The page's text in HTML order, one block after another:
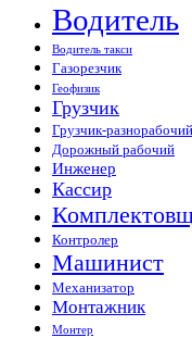
Водитель
Водитель такси
Газорезчик
Геофизик
Грузчик
Грузчик-разнорабочий
Дорожный рабочий
Инженер
Кассир
Контролер
Машинист
Механизатор
Монтажник
Монтер